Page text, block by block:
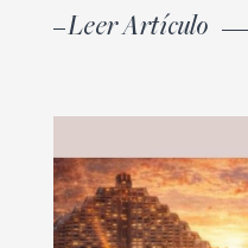
Leer Artículo